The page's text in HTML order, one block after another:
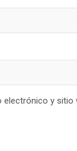
electrónico y